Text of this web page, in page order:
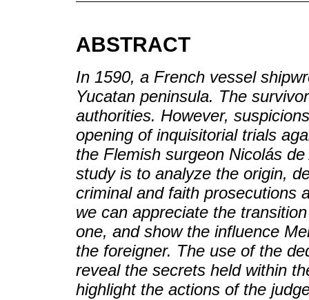
ABSTRACT
In 1590, a French vessel
Yucatan peninsula. The
authorities. However,
opening of inquisitorial trials
the Flemish surgeon Nicolás
study is to analyze the origin,
criminal and faith prosecutions
we can appreciate the
one, and show the influence
the foreigner. The use of the
reveal the secrets held within
highlight the actions of the